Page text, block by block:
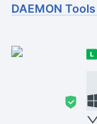
DAEMON